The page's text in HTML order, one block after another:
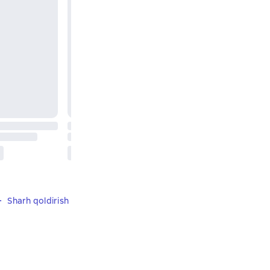
Sharh qoldirish